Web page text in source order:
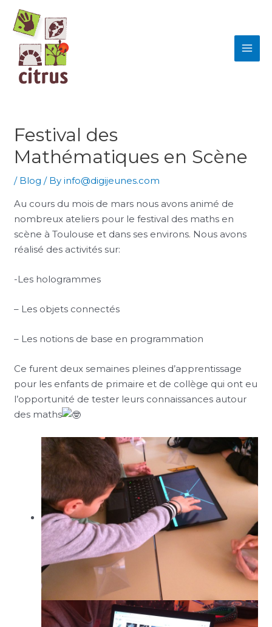
content
Festival des
Mathématiques en Scène
/ Blog / Byinfo@digijeunes.com
Au cours du mois de mars nous avons animé de
nombreux ateliers pour le festival des maths en
scène à Toulouse et dans ses environs. Nous avons
réalisé des activités sur:
-Les hologrammes
– Les objets connectés
– Les notions de base en programmation
Ce furent deux semaines pleines d’apprentissage
pour les enfants de primaire et de collège qui ont eu
l’opportunité de tester leurs connaissances autour
des maths